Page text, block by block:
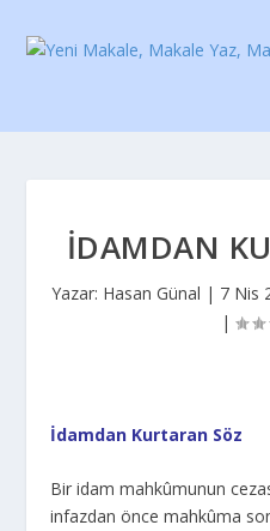
İDAMDAN
Yazar: Hasan Günal | 7 Nis
|
İdamdan Kurtaran Söz
Bir idam mahkûmunun
infazdan önce mahkûma